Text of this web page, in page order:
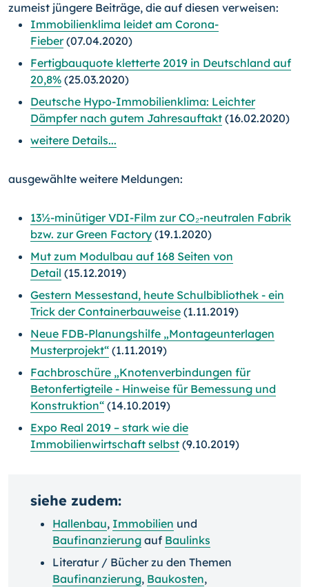
zumeist jüngere Beiträge, die auf diesen verweisen:
Immobilienklima leidet am Corona-
Fieber(07.04.2020)
Fertigbauquote kletterte 2019 in Deutschland auf
20,8% (25.03.2020)
Deutsche Hypo-Immobilienklima: Leichter
Dämpfer nach gutem Jahresauftakt (16.02.2020)
weitere Details...
ausgewählte weitere Meldungen:
13½-minütiger VDI-Film zur CO₂-neutralen Fabrik
bzw. zur Green Factory (19.1.2020)
Mut zum Modulbau auf 168 Seiten von
Detail (15.12.2019)
Gestern Messestand, heute Schulbibliothek - ein
Trick der Containerbauweise (1.11.2019)
Neue FDB-Planungshilfe „Montageunterlagen
Musterprojekt“ (1.11.2019)
Fachbroschüre „Knotenverbindungen für
Betonfertigteile - Hinweise für Bemessung und
Konstruktion“ (14.10.2019)
Expo Real 2019 – stark wie die
Immobilienwirtschaft selbst (9.10.2019)
siehe zudem:
Hallenbau, Immobilien und
Baufinanzierung auf Baulinks
Literatur / Bücher zu den Themen
Baufinanzierung, Baukosten,